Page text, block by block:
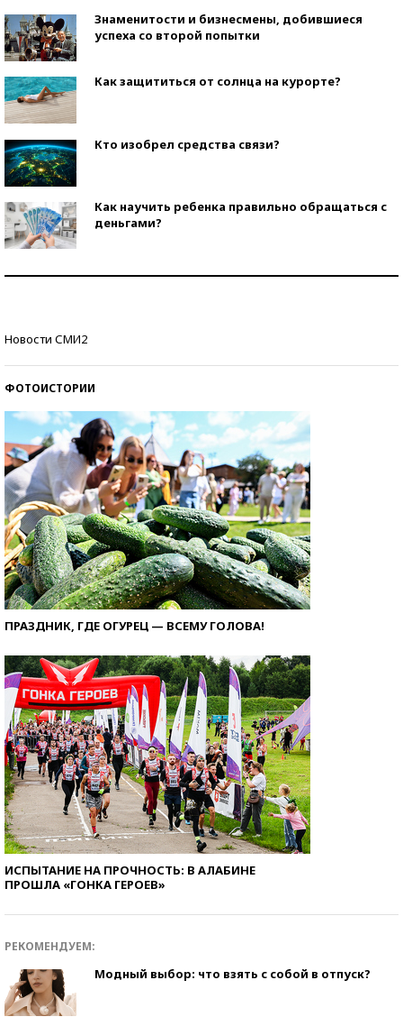
Знаменитости и бизнесмены, добившиеся
успеха со второй попытки
Как защититься от солнца на курорте?
Кто изобрел средства связи?
Как научить ребенка правильно обращаться с
деньгами?
Новости СМИ2
ФОТОИСТОРИИ
ПРАЗДНИК, ГДЕ ОГУРЕЦ — ВСЕМУ ГОЛОВА!
ИСПЫТАНИЕ НА ПРОЧНОСТЬ: В АЛАБИНЕ
ПРОШЛА «ГОНКА ГЕРОЕВ»
РЕКОМЕНДУЕМ:
Модный выбор: что взять с собой в отпуск?